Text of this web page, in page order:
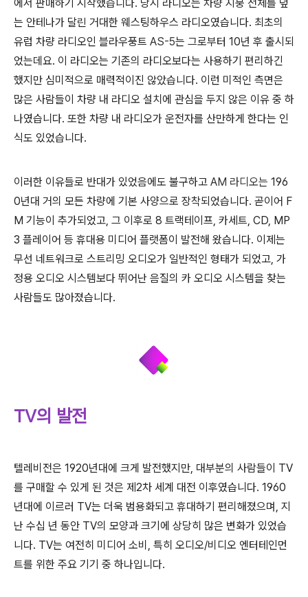
에서 판매하기 시작했습니다. 당시 라디오는 차량 지붕 전체를 덮
는 안테나가 달린 거대한 웨스팅하우스 라디오였습니다. 최초의
유럽 차량 라디오인 블라우풍트 AS-5는 그로부터 10년 후 출시되
었는데요. 이 라디오는 기존의 라디오보다는 사용하기 편리하긴
했지만 심미적으로 매력적이진 않았습니다. 이런 미적인 측면은
많은 사람들이 차량 내 라디오 설치에 관심을 두지 않은 이유 중 하
나였습니다. 또한 차량 내 라디오가 운전자를 산만하게 한다는 인
식도 있었습니다.
이러한 이유들로 반대가 있었음에도 불구하고 AM 라디오는 196
0년대 거의 모든 차량에 기본 사양으로 장착되었습니다. 곧이어 F
M 기능이 추가되었고, 그 이후로 8 트랙테이프, 카세트, CD, MP
3 플레이어 등 휴대용 미디어 플랫폼이 발전해 왔습니다. 이제는
무선 네트워크로 스트리밍 오디오가 일반적인 형태가 되었고, 가
정용 오디오 시스템보다 뛰어난 음질의 카 오디오 시스템을 찾는
사람들도 많아졌습니다.
TV의 발전
텔레비전은 1920년대에 크게 발전했지만, 대부분의 사람들이 TV
를 구매할 수 있게 된 것은 제 2차 세계 대전 이후였습니다. 1960
년대에 이르러 TV는 더욱 범용화되고 휴대하기 편리해졌으며, 지
난 수십 년 동안 TV의 모양과 크기에 상당히 많은 변화가 있었습
니다. TV는 여전히 미디어 소비 , 특히 오디오/비디오 엔터테인먼
트를 위한 주요 기기 중 하나입니다.